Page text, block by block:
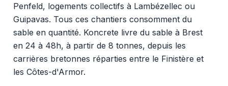
Penfeld, logements collectifs à Lambézellec ou
Guipavas. Tous ces chantiers consomment du
sable en quantité. Koncrete livre du sable à Brest
en 24 à 48h, à partir de 8 tonnes, depuis les
carrières bretonnes réparties entre le Finistère et
les Côtes-d'Armor.